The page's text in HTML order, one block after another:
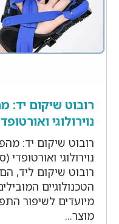
רובוט שיקום יד:
נוירולוגי
רובוט שיקום יד:
נוירולוגי
רובוט שיקום ליד,
הטכנולוגיים
מיועדים לשיפור
מוצר...